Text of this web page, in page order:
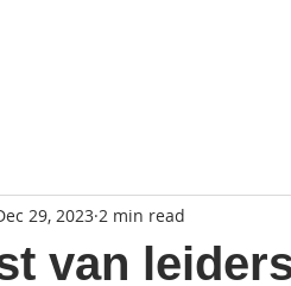
van
29, 2023 2 min read